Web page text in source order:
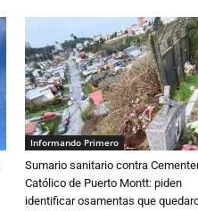
Informando Primero
Sumario sanitario contra
Católico de Puerto Montt: piden
identificar osamentas que